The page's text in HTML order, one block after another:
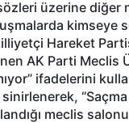
üzerine
kimseye
Hareket
AK Parti Meclis
ifadelerini
meclis